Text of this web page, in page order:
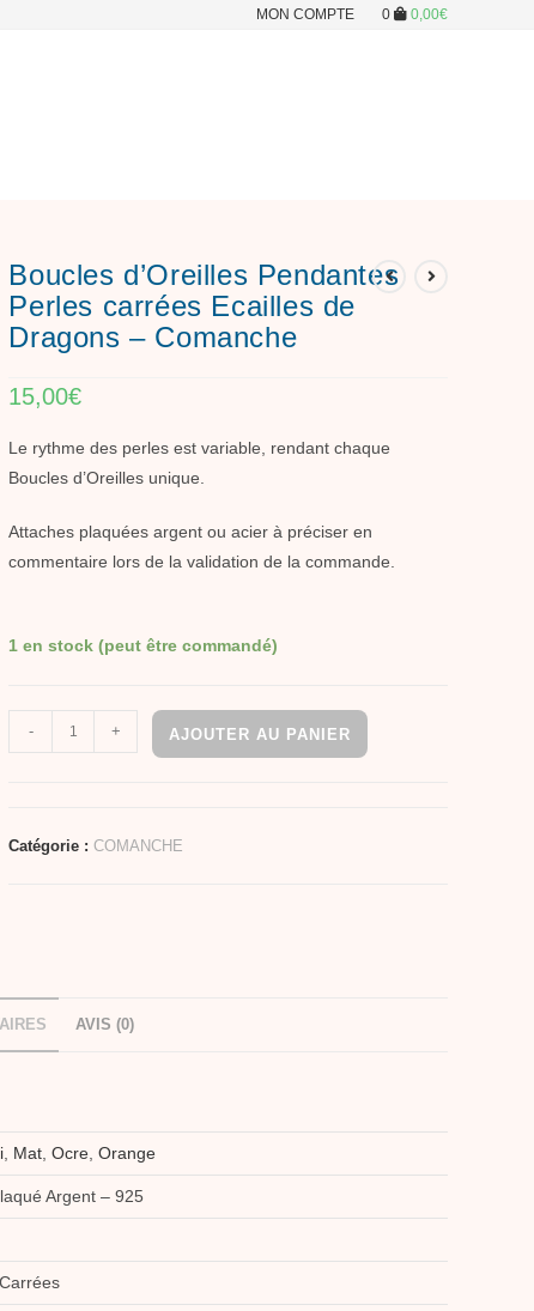
MON COMPTE 0 0,00€
Boucles d’Oreilles Pendantes
Perles carrées Ecailles de
Dragons – Comanche
15,00€
Le rythme des perles est variable, rendant chaque
Boucles d’Oreilles unique.
Attaches plaquées argent ou acier à préciser en
commentaire lors de la validation de la commande.
1 en stock (peut être commandé)
- + AJOUTER AU PANIER
Catégorie :COMANCHE
AVIS (0)
Mat Ocre Orange
Argent – 925